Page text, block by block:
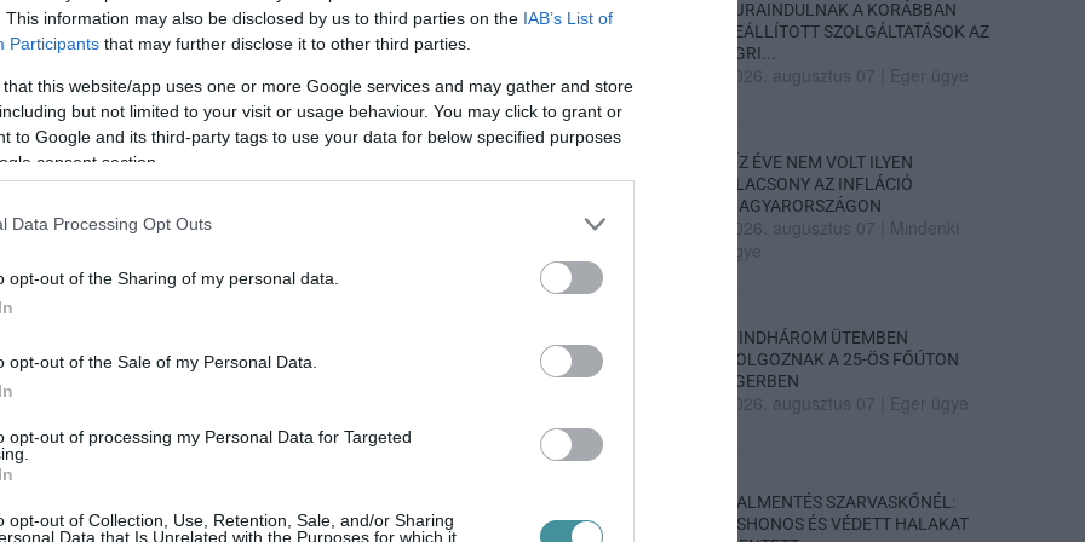
This information may also be disclosed by us to third parties on the IAB’s List of
Participants that may further disclose it to other third parties.
that this website/app uses one or more Google services and may gather and store
but not limited to your visit or usage behaviour. You may click to grant or
to Google and its third-party tags to use your data for below specified purposes
consent section.
Data Processing Opt Outs
opt-out of the Sharing of my personal data.
opt-out of the Sale of my Personal Data.
opt-out of processing my Personal Data for Targeted
opt-out of Collection, Use, Retention, Sale, and/or Sharing
Data that Is Unrelated with the Purposes for which it
ÚJRAINDULNAK A KORÁBBAN
LEÁLLÍTOTT SZOLGÁLTATÁSOK AZ
EGRI...
2026. augusztus 07 Eger ügye
TÍZ ÉVE NEM VOLT ILYEN
ALACSONY AZ INFLÁCIÓ
MAGYARORSZÁGON
2026. augusztus 07
Mindenki
ügye
MINDHÁROM ÜTEMBEN
DOLGOZNAK A 25-ÖS FŐÚTON
EGERBEN
2026. augusztus 07 Eger ügye
HALMENTÉS SZARVASKŐNÉL:
ŐSHONOS ÉS VÉDETT HALAKAT